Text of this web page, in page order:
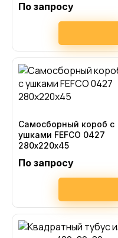
По запросу
Самосборный короб с
ушками FEFCO 0427
280х220х45
По запросу